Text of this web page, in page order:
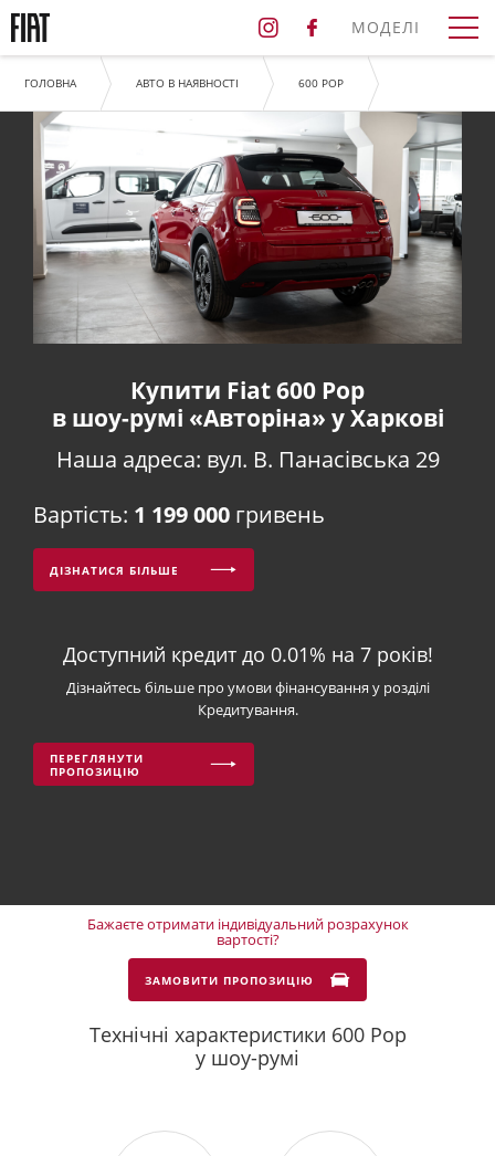
МОДЕЛІ
ГОЛОВНА АВТО В НАЯВНОСТІ 600 POP
Купити Fiat 600 Pop
в шоу-румі «Авторіна» у Харкові
Наша адреса: вул. В. Панасівська 29
Вартість: 1 199 000 гривень
ДІЗНАТИСЯ БІЛЬШЕ
Доступний кредит до 0.01% на 7 років!
Дізнайтесь більше про умови фінансування у розділі
Кредитування.
ПЕРЕГЛЯНУТИ
ПРОПОЗИЦІЮ
Бажаєте отримати індивідуальний розрахунок
вартості?
ЗАМОВИТИ ПРОПОЗИЦІЮ
Технічні характеристики 600 Pop
у шоу-румі